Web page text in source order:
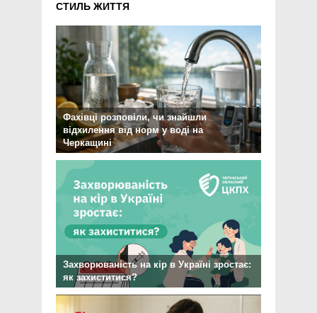
СТИЛЬ ЖИТТЯ
Фахівці розповіли, чи знайшли
відхилення від норм у воді на
Черкащині
Захворюваність на кір в Україні зростає:
як захиститися?